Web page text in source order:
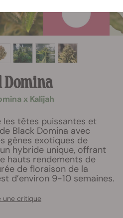
Domina
x Kalijah
les têtes puissantes et
Black Domina avec
gènes exotiques de
hybride unique, offrant
hauts rendements de
de floraison de la
d’environ 9-10 semaines.
une critique